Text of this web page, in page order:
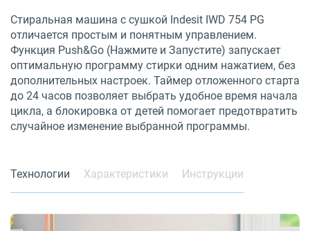
Стиральная машина с сушкой Indesit IWD 754 PG
отличается простым и понятным управлением.
Функция Push&Go (Нажмите и Запустите) запускает
оптимальную программу стирки одним нажатием, без
дополнительных настроек. Таймер отложенного старта
до 24 часов позволяет выбрать удобное время начала
цикла, а блокировка от детей помогает предотвратить
случайное изменение выбранной программы.
Технологии Характеристики Инструкции